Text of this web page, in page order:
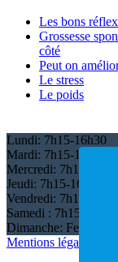
Les bons
Grossesse
côté
Peut on
Le stress
Le poids
Lundi: 7h15-16h30
Mardi: 7h15-16h30
Mercredi: 7h15-16h30
Jeudi: 7h15-16h30
Vendredi: 7h15-16h30
Samedi : 7h15-12h
Dimanche: Fermé
Mentions légales